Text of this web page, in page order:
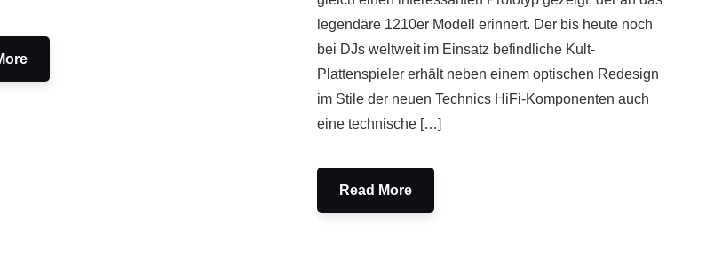
legendäre 1210er Modell erinnert. Der bis heute noch
bei DJs weltweit im Einsatz befindliche Kult-
Plattenspieler erhält neben einem optischen Redesign
im Stile der neuen Technics HiFi-Komponenten auch
eine technische […]
Read More